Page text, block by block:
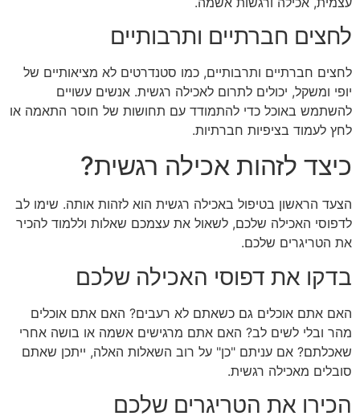
לחצים חברתיים ותרבותיים
לחצים חברתיים ותרבותיים, כמו סטנדרטים לא מציאותיים של
יופי ומשקל, יכולים לתרום לאכילה רגשית. אנשים עשויים
להשתמש באוכל כדי להתמודד עם תחושות של חוסר התאמה או
לחץ לעמוד בציפיות חברתיות.
כיצד לזהות אכילה רגשית?
הצעד הראשון בטיפול באכילה רגשית הוא לזהות אותה. שימו לב
לדפוסי האכילה שלכם, לשאול את עצמכם שאלות וללמוד להכיר
את הטריגרים שלכם.
בדקו את דפוסי האכילה שלכם
האם אתם אוכלים גם כשאתם לא רעבים? האם אתם אוכלים
מהר ובלי לשים לב? האם אתם מרגישים אשמה או בושה אחרי
שאכלתם? אם עניתם "כן" על רוב השאלות האלה, ייתכן שאתם
סובלים מאכילה רגשית.
הכירו את הטריגרים שלכם